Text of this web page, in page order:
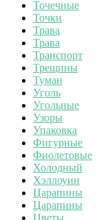
Точечные
Точки
Трава
Трава
Транспорт
Трещины
Туман
Уголь
Угольные
Узоры
Упаковка
Фигурные
Фиолетовые
Холодный
Хэллоуин
Царапины
Царапины
Цветы